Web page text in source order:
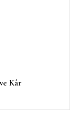
Kâr